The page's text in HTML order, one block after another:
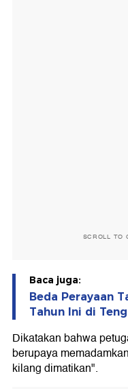
SCROLL TO
Baca juga:
Beda Perayaan
Tahun Ini di
Dikatakan bahwa
berupaya
kilang dimatikan".